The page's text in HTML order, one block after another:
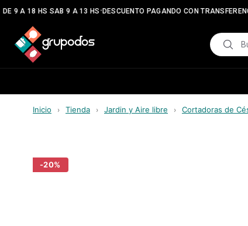
9 A 18 HS SAB 9 A 13 HS•DESCUENTO PAGANDO CON
Inicio › Tienda › Jardin y Aire libre › Cortadoras de
-20%